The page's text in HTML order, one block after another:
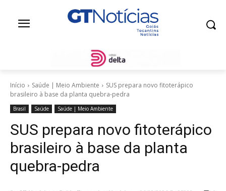
Início Saúde | Meio Ambiente
SUS prepara novo fitoterápico
brasileiro à base da planta quebra-pedra
Brasil Saúde Saúde | Meio Ambiente
SUS prepara novo fitoterápico
brasileiro à base da planta
quebra-pedra